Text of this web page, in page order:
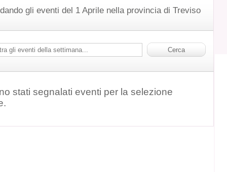
gli eventi del 1 Aprile nella provincia di Treviso
stati segnalati eventi per la selezione